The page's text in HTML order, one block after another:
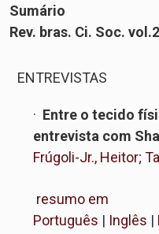
Sumário
Rev. bras. Ci. Soc.
ENTREVISTAS
· Entre o tecido
entrevista com
Frúgoli-Jr., Heitor;
resumo em
Português | Inglês |